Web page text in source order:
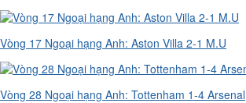
Vòng 17 Ngoại hạng Anh: Aston Villa 2-1 M.U
Vòng 28 Ngoại hạng Anh: Tottenham 1-4 Arsenal